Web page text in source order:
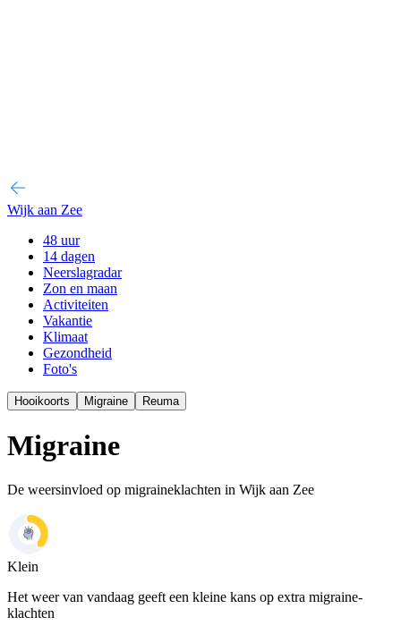
Wijk aan Zee
48 uur
14 dagen
Neerslagradar
Zon en maan
Activiteiten
Vakantie
Klimaat
Gezondheid
Foto's
Hooikoorts Migraine Reuma
Migraine
De weersinvloed op migraineklachten in Wijk aan Zee
Klein
Het weer van vandaag geeft een kleine kans op extra migraine-
klachten